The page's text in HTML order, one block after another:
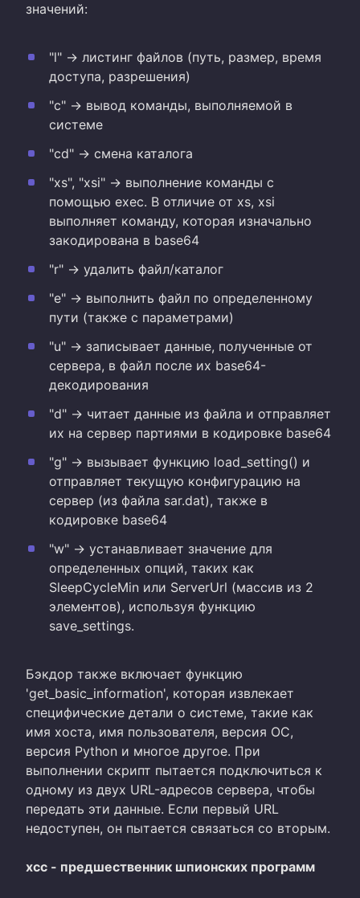
значений:
"l" -> листинг файлов (путь, размер, время
доступа, разрешения)
"c" -> вывод команды, выполняемой в
системе
"cd" -> смена каталога
"xs", "xsi" -> выполнение команды с
помощью exec. В отличие от xs, xsi
выполняет команду, которая изначально
закодирована в base64
"r" -> удалить файл/каталог
"e" -> выполнить файл по определенному
пути (также с параметрами)
"u" -> записывает данные, полученные от
сервера, в файл после их base64-
декодирования
"d" -> читает данные из файла и отправляет
их на сервер партиями в кодировке base64
"g" -> вызывает функцию load_setting() и
отправляет текущую конфигурацию на
сервер (из файла sar.dat), также в
кодировке base64
"w" -> устанавливает значение для
определенных опций, таких как
SleepCycleMin или ServerUrl (массив из 2
элементов), используя функцию
save_settings.
Бэкдор также включает функцию
'get_basic_information', которая извлекает
специфические детали о системе, такие как
имя хоста, имя пользователя, версия ОС,
версия Python и многое другое. При
выполнении скрипт пытается подключиться к
одному из двух URL-адресов сервера, чтобы
передать эти данные. Если первый URL
недоступен, он пытается связаться со вторым.
xcc - предшественник шпионских программ